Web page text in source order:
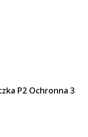
P2 Ochronna 3